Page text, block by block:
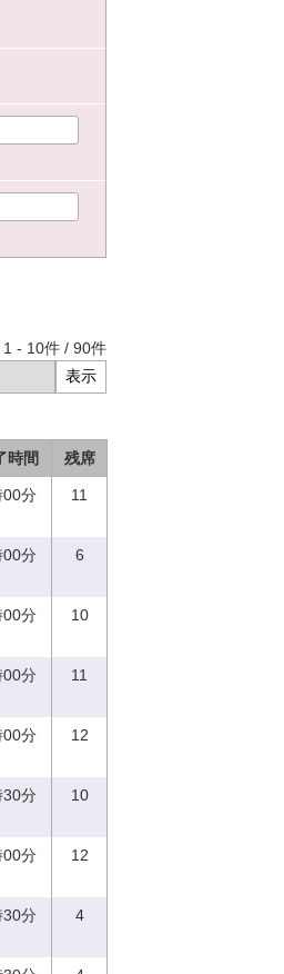
1 - 10件 / 90件
時間 残席
00分 11
00分 6
00分 10
00分 11
00分 12
30分 10
00分 12
30分 4